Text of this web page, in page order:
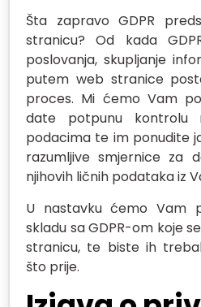
Šta zapravo GDPR
stranicu? Od kada
poslovanja, skupljanje
putem web stranice
proces. Mi ćemo Vam
date potpunu kontrolu
podacima te im ponudite
razumljive smjernice za
njihovih ličnih podataka iz
U nastavku ćemo Vam
skladu sa GDPR-om koje
stranicu, te biste ih
što prije.